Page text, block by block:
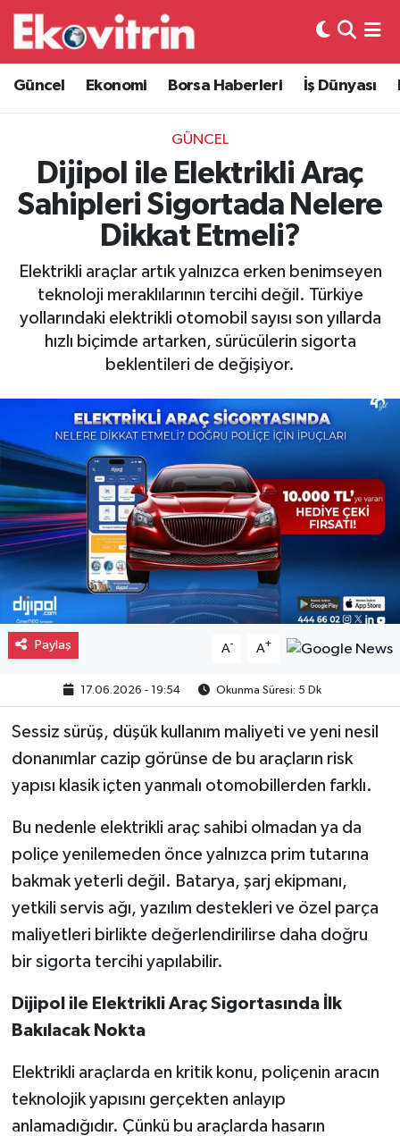
Güncel Ekonomi Borsa Haberleri İş Dünyası
GÜNCEL
Dijipol ile Elektrikli Araç
Sahipleri Sigortada Nelere
Dikkat Etmeli?
Elektrikli araçlar artık yalnızca erken benimseyen
teknoloji meraklılarının tercihi değil. Türkiye
yollarındaki elektrikli otomobil sayısı son yıllarda
hızlı biçimde artarken, sürücülerin sigorta
beklentileri de değişiyor.
Paylaş A- A+
17.06.2026 - 19:54 Okunma Süresi: 5 Dk
Sessiz sürüş, düşük kullanım maliyeti ve yeni nesil
donanımlar cazip görünse de bu araçların risk
yapısı klasik içten yanmalı otomobillerden farklı.
Bu nedenle elektrikli araç sahibi olmadan ya da
poliçe yenilemeden önce yalnızca prim tutarına
bakmak yeterli değil. Batarya, şarj ekipmanı,
yetkili servis ağı, yazılım destekleri ve özel parça
maliyetleri birlikte değerlendirilirse daha doğru
bir sigorta tercihi yapılabilir.
Dijipol ile Elektrikli Araç Sigortasında İlk
Bakılacak Nokta
Elektrikli araçlarda en kritik konu, poliçenin aracın
teknolojik yapısını gerçekten anlayıp
anlamadığıdır. Çünkü bu araçlarda hasarın
Güncel
Ekonomi
Borsa Haberleri
İş Dünyası
Otovitrin
Asayiş
Gayrimenkul
Spor
Eğitim
Hava Durumu
Trafik Durumu
Süper Lig Puan Durumu ve Fikstür
Tüm Manşetler
Son Dakika Haberleri
Haber Arşivi